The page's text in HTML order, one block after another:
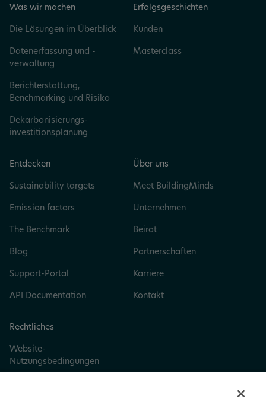
Was wir machen
Die Lösungen im Überblick
Datenerfassung und -
verwaltung
Berichterstattung,
Benchmarking und Risiko
Dekarbonisierungs­
investitionsplanung
Erfolgsgeschichten
Kunden
Masterclass
Entdecken
Sustainability targets
Emission factors
The Benchmark
Blog
Support-Portal
API Documentation
Über uns
Meet BuildingMinds
Unternehmen
Beirat
Partnerschaften
Karriere
Kontakt
Rechtliches
Website-
Nutzungsbedingungen